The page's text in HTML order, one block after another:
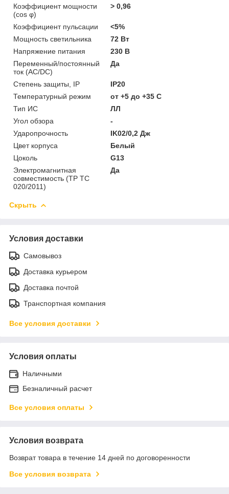
Коэффициент мощности
(cos φ)
> 0,96
Коэффициент пульсации
<5%
Мощность светильника
72 Вт
Напряжение питания
230 В
Переменный/постоянный
ток (AC/DC)
Да
Степень защиты, IP
IP20
Температурный режим
от +5 до +35 C
Тип ИС
ЛЛ
Угол обзора
-
Ударопрочность
IK02/0,2 Дж
Цвет корпуса
Белый
Цоколь
G13
Электромагнитная
совместимость (ТР ТС
020/2011)
Да
Скрыть
Условия доставки
Самовывоз
Доставка курьером
Доставка почтой
Транспортная компания
Все условия доставки
Условия оплаты
Наличными
Безналичный расчет
Все условия оплаты
Условия возврата
Возврат товара в течение 14 дней по договоренности
Все условия возврата